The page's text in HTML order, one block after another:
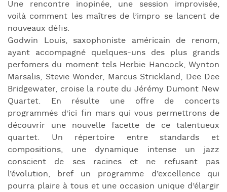
Une rencontre inopinée, une session improvisée,
voilà comment les maîtres de l’impro se lancent de
nouveaux défis.
Godwin Louis, saxophoniste américain de renom,
ayant accompagné quelques-uns des plus grands
perfomers du moment tels Herbie Hancock, Wynton
Marsalis, Stevie Wonder, Marcus Strickland, Dee Dee
Bridgewater, croise la route du Jérémy Dumont New
Quartet. En résulte une offre de concerts
programmés d’ici fin mars qui vous permettrons de
découvrir une nouvelle facette de ce talentueux
quartet. Un répertoire entre standards et
compositions, une dynamique intense un jazz
conscient de ses racines et ne refusant pas
l’évolution, bref un programme d’excellence qui
pourra plaire à tous et une occasion unique d’élargir